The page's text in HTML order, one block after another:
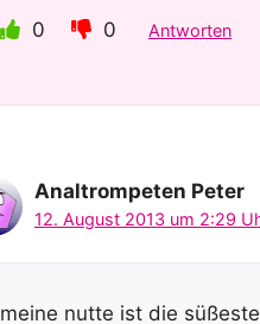
0 0 Antworten
Analtrompeten Peter
12. August 2013 um 2:29
meine nutte ist die